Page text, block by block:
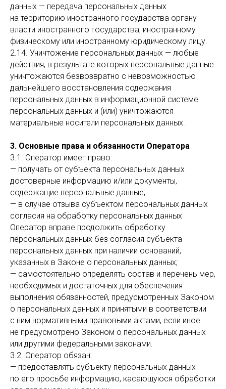
данных — передача персональных данных
на территорию иностранного государства органу
власти иностранного государства, иностранному
физическому или иностранному юридическому лицу.
2.14. Уничтожение персональных данных — любые
действия, в результате которых персональные данные
уничтожаются безвозвратно с невозможностью
дальнейшего восстановления содержания
персональных данных в информационной системе
персональных данных и (или) уничтожаются
материальные носители персональных данных.
3. Основные права и обязанности Оператора
3.1. Оператор имеет право:
— получать от субъекта персональных данных
достоверные информацию и/или документы,
содержащие персональные данные;
— в случае отзыва субъектом персональных данных
согласия на обработку персональных данных
Оператор вправе продолжить обработку
персональных данных без согласия субъекта
персональных данных при наличии оснований,
указанных в Законе о персональных данных;
— самостоятельно определять состав и перечень мер,
необходимых и достаточных для обеспечения
выполнения обязанностей, предусмотренных Законом
о персональных данных и принятыми в соответствии
с ним нормативными правовыми актами, если иное
не предусмотрено Законом о персональных данных
или другими федеральными законами.
3.2. Оператор обязан:
— предоставлять субъекту персональных данных
по его просьбе информацию, касающуюся обработки